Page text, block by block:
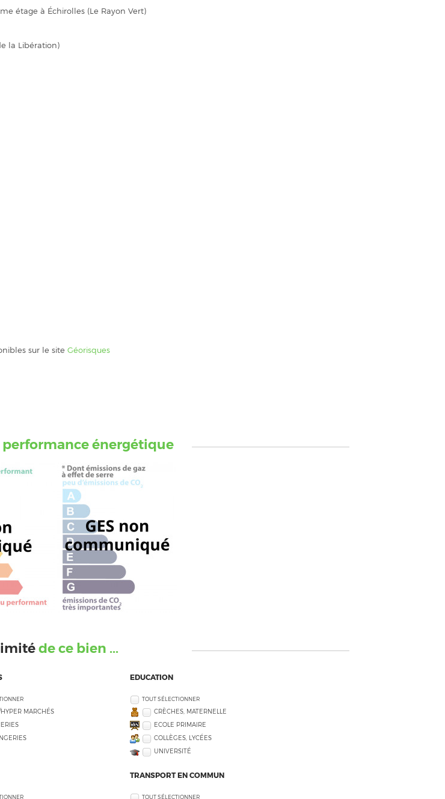
étage à Échirolles (Le Rayon Vert)
la Libération)
sur le site Géorisques
performance énergétique
de ce bien ...
MARCHÉS
EDUCATION
TOUT SÉLECTIONNER
CRÈCHES, MATERNELLE
ECOLE PRIMAIRE
COLLÈGES, LYCÉES
UNIVERSITÉ
TRANSPORT EN COMMUN
TOUT SÉLECTIONNER